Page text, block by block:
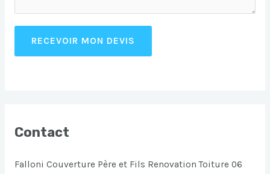
RECEVOIR MON DEVIS
Contact
Falloni Couverture Père et Fils Renovation Toiture 06